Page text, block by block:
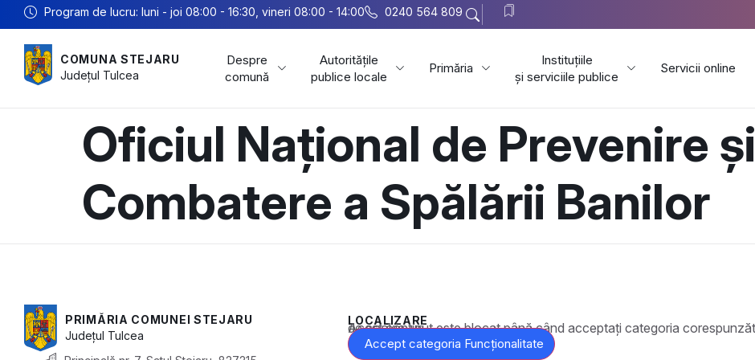
Program de lucru: luni - joi 08:00 - 16:30, vineri 08:00 - 14:00 0240 564 809
COMUNA STEJARU
Județul Tulcea
Despre
comună
Autoritățile
publice locale
Primăria
Instituțiile
și serviciile publice
Servicii online
Oficiul Național de Prevenire și
Combatere a Spălării Banilor
PRIMĂRIA COMUNEI STEJARU
Județul Tulcea
LOCALIZARE
Acest conținut este blocat până când acceptați categoria corespunzătoare de cookie-uri.
Accept categoria Funcționalitate